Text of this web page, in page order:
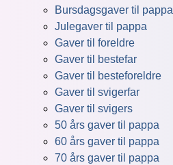
Bursdagsgaver til pappa
Julegaver til pappa
Gaver til foreldre
Gaver til bestefar
Gaver til besteforeldre
Gaver til svigerfar
Gaver til svigers
50 års gaver til pappa
60 års gaver til pappa
70 års gaver til pappa